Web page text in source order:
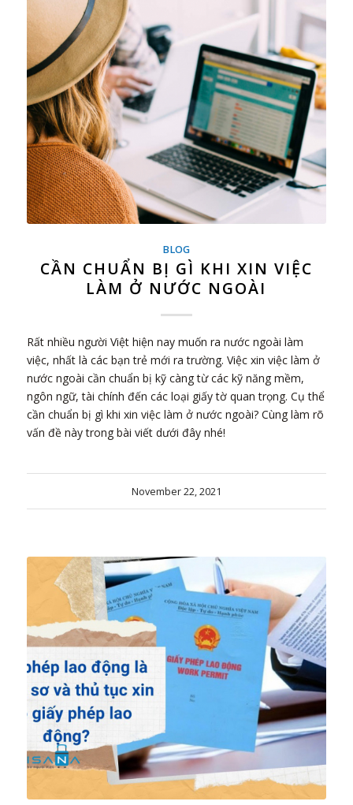
BLOG
CẦN CHUẨN BỊ GÌ KHI XIN VIỆC
LÀM Ở NƯỚC NGOÀI
Rất nhiều người Việt hiện nay muốn ra nước ngoài làm
việc, nhất là các bạn trẻ mới ra trường. Việc xin việc làm ở
nước ngoài cần chuẩn bị kỹ càng từ các kỹ năng mềm,
ngôn ngữ, tài chính đến các loại giấy tờ quan trọng. Cụ thể
cần chuẩn bị gì khi xin việc làm ở nước ngoài? Cùng làm rõ
vấn đề này trong bài viết dưới đây nhé!
November 22, 2021